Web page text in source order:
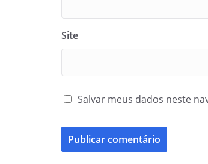
Site
Salvar meus dados neste